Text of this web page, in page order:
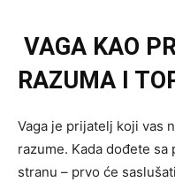
VAGA KAO
RAZUMA I
Vaga je prijatelj koji vas
razume. Kada dođete
stranu – prvo će